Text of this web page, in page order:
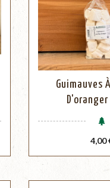
Guimauves
Prix
4,00